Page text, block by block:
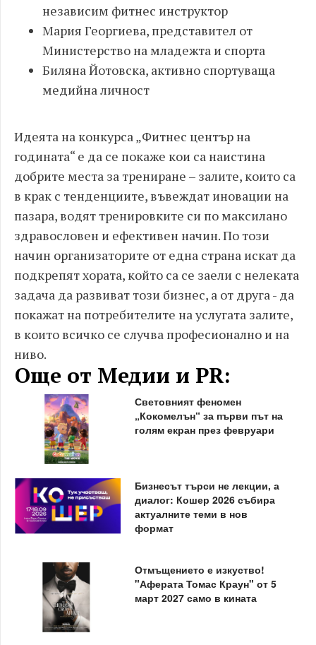
независим фитнес инструктoр
Мария Георгиева, представител от
Министерство на младежта и спорта
Биляна Йотовска, активно спортуваща
медийна личност
Идеята на конкурса „Фитнес център на
годината“ е да се покаже кои са наистина
добрите места за трениране – залите, които са
в крак с тенденциите, въвеждат иновации на
пазара, водят тренировките си по максилано
здравословен и ефективен начин. По този
начин организаторите от една страна искат да
подкрепят хората, който са се заели с нелеката
задача да развиват този бизнес, а от друга - да
покажат на потребителите на услугата залите,
в които всичко се случва професионално и на
ниво.
Още от Медии и PR:
Световният феномен
„Кокомелън“ за първи път на
голям екран през февруари
Бизнесът търси не лекции, а
диалог: Кошер 2026 събира
актуалните теми в нов
формат
Отмъщението е изкуство!
"Аферата Томас Краун" от 5
март 2027 само в кината